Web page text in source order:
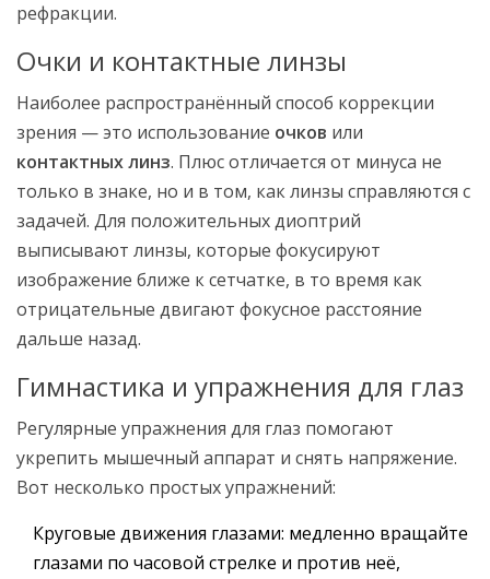
рефракции.
Очки и контактные линзы
Наиболее распространённый способ коррекции
зрения — это использование очков или
контактных линз. Плюс отличается от минуса не
только в знаке, но и в том, как линзы справляются с
задачей. Для положительных диоптрий
выписывают линзы, которые фокусируют
изображение ближе к сетчатке, в то время как
отрицательные двигают фокусное расстояние
дальше назад.
Гимнастика и упражнения для глаз
Регулярные упражнения для глаз помогают
укрепить мышечный аппарат и снять напряжение.
Вот несколько простых упражнений:
Круговые движения глазами: медленно вращайте
глазами по часовой стрелке и против неё,